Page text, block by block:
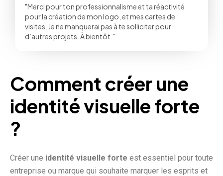
"Merci pour ton professionnalisme et ta réactivité
pour la création de mon logo, et mes cartes de
visites. Je ne manquerai pas à te solliciter pour
d’autres projets. À bientôt."
Comment créer une
identité visuelle forte
?
Créer une identité visuelle forte est essentiel pour toute
entreprise ou marque qui souhaite marquer les esprits et